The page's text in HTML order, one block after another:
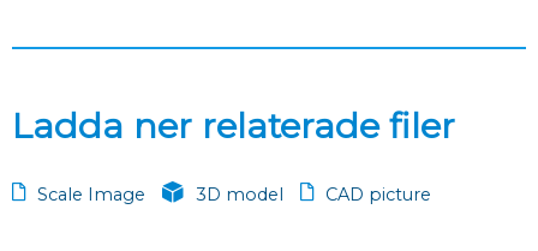
Ladda ner relaterade filer
Scale Image 3D model CAD picture